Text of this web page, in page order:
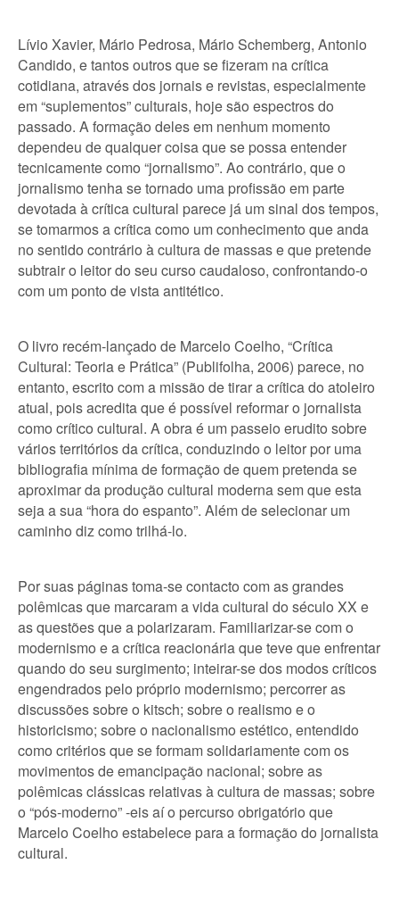
Lívio Xavier, Mário Pedrosa, Mário Schemberg, Antonio
Candido, e tantos outros que se fizeram na crítica
cotidiana, através dos jornais e revistas, especialmente
em “suplementos” culturais, hoje são espectros do
passado. A formação deles em nenhum momento
dependeu de qualquer coisa que se possa entender
tecnicamente como “jornalismo”. Ao contrário, que o
jornalismo tenha se tornado uma profissão em parte
devotada à crítica cultural parece já um sinal dos tempos,
se tomarmos a crítica como um conhecimento que anda
no sentido contrário à cultura de massas e que pretende
subtrair o leitor do seu curso caudaloso, confrontando-o
com um ponto de vista antitético.
O livro recém-lançado de Marcelo Coelho, “Crítica
Cultural: Teoria e Prática” (Publifolha, 2006) parece, no
entanto, escrito com a missão de tirar a crítica do atoleiro
atual, pois acredita que é possível reformar o jornalista
como crítico cultural. A obra é um passeio erudito sobre
vários territórios da crítica, conduzindo o leitor por uma
bibliografia mínima de formação de quem pretenda se
aproximar da produção cultural moderna sem que esta
seja a sua “hora do espanto”. Além de selecionar um
caminho diz como trilhá-lo.
Por suas páginas toma-se contacto com as grandes
polêmicas que marcaram a vida cultural do século XX e
as questões que a polarizaram. Familiarizar-se com o
modernismo e a crítica reacionária que teve que enfrentar
quando do seu surgimento; inteirar-se dos modos críticos
engendrados pelo próprio modernismo; percorrer as
discussões sobre o kitsch; sobre o realismo e o
historicismo; sobre o nacionalismo estético, entendido
como critérios que se formam solidariamente com os
movimentos de emancipação nacional; sobre as
polêmicas clássicas relativas à cultura de massas; sobre
o “pós-moderno” -eis aí o percurso obrigatório que
Marcelo Coelho estabelece para a formação do jornalista
cultural.